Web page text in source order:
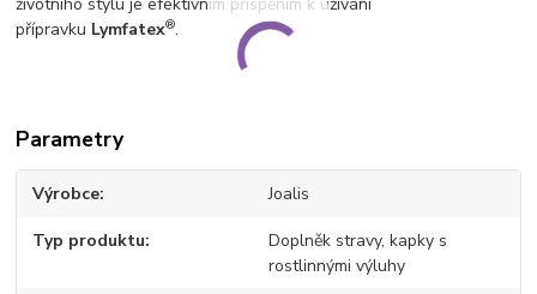
životního stylu je efektivním přispěním k užívání
přípravku Lymfatex®.
Parametry
Výrobce Joalis
Typ produktu
Doplněk stravy, kapky s
rostlinnými výluhy